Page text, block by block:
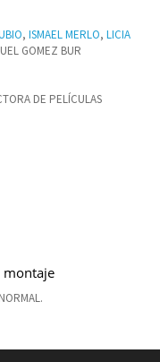
, ISMAEL MERLO, LICIA
GOMEZ BUR
DE PELÍCULAS
montaje